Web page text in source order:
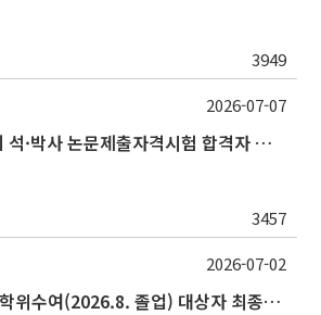
3949
2026학년도 2학기 석·박사 논문제출자격시험 합격자 공고(TSQ Exam Result)
3457
2026-07-07
2025학년도 후기 학위수여(2026.8. 졸업) 대상자 최종인준 논문 제출 안내
2026-07-02